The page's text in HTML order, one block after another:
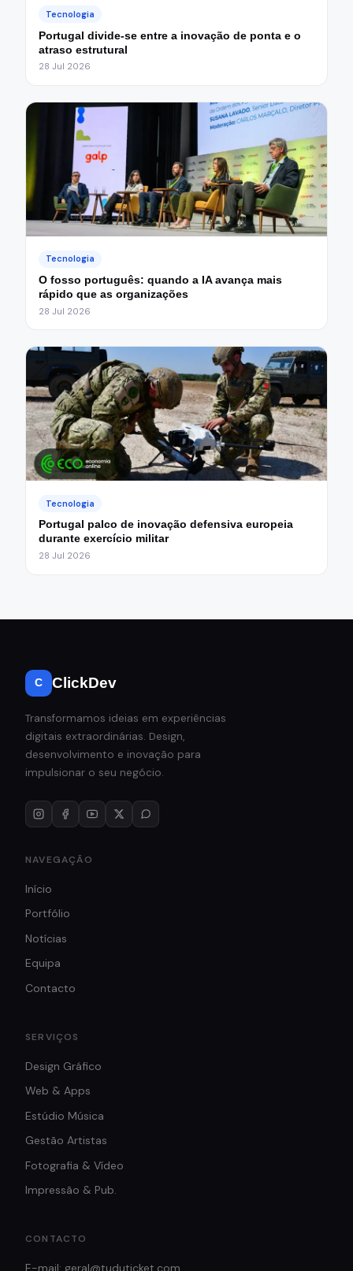
Tecnologia
Portugal divide-se entre a inovação de ponta e o
atraso estrutural
28 Jul 2026
Tecnologia
O fosso português: quando a IA avança mais
rápido que as organizações
28 Jul 2026
Tecnologia
Portugal palco de inovação defensiva europeia
durante exercício militar
28 Jul 2026
C ClickDev
Transformamos ideias em experiências
digitais extraordinárias. Design,
desenvolvimento e inovação para
impulsionar o seu negócio.
NAVEGAÇÃO
Início
Portfólio
Notícias
Equipa
Contacto
SERVIÇOS
Design Gráfico
Web & Apps
Estúdio Música
Gestão Artistas
Fotografia & Vídeo
Impressão & Pub.
CONTACTO
E-mail: geral@tuduticket.com